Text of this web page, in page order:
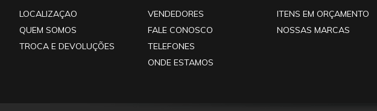
LOCALIZAÇAO
QUEM SOMOS
TROCA E DEVOLUÇÕES
VENDEDORES
FALE CONOSCO
TELEFONES
ONDE ESTAMOS
ITENS EM ORÇAMENTO
NOSSAS MARCAS